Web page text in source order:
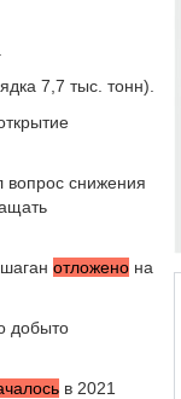
7,7 тыс. тонн).
вопрос снижения
отложено на
добыто
в 2021